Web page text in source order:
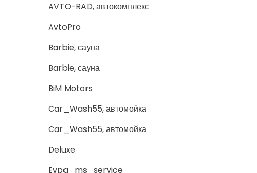
AVTO-RAD, автокомплекс
AvtoPro
Barbie, сауна
Barbie, сауна
BiM Motors
Car_Wash55, автомойка
Car_Wash55, автомойка
Deluxe
Evpa_ms_service